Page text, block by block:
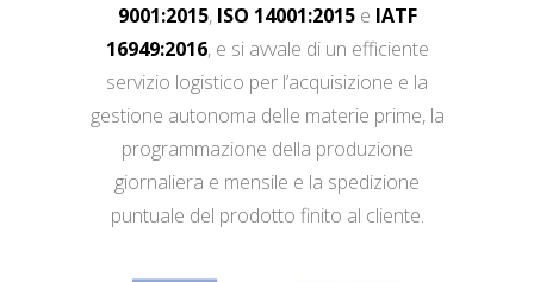
9001:2015, ISO 14001:2015e IATF
16949:2016, e si avvale di un efficiente
servizio logistico per l’acquisizione e la
gestione autonoma delle materie prime, la
programmazione della produzione
giornaliera e mensile e la spedizione
puntuale del prodotto finito al cliente.